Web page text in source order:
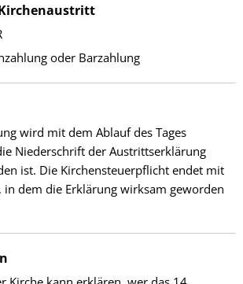
oder Barzahlung
wird mit dem Ablauf des Tages
Niederschrift der Austrittserklärung
ist. Die Kirchensteuerpflicht endet mit
in dem die Erklärung wirksam geworden